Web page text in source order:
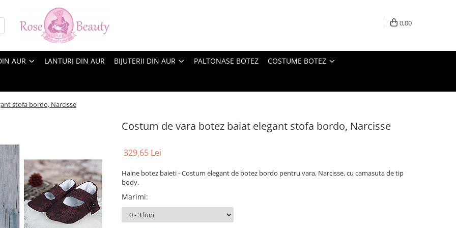
0,00
AUR LANTURI DIN AUR BIJUTERII DIN AUR PALTONASE BOTEZ COSTUME BOTEZ
stofa bordo, Narcisse
Costum de vara botez baiat elegant stofa bordo, Narcisse
329,65 Lei
Haine botez baieti - Costum elegant de botez bordo pentru vara, Narcisse, cu camasuta de tip
body.
Marimi: